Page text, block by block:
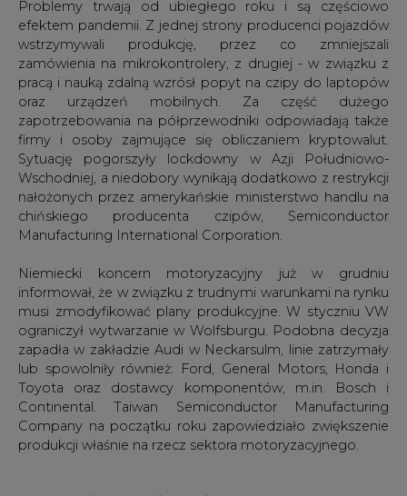
pracą i nauką zdalną wzrósł popyt na czipy do laptopów
oraz urządzeń mobilnych. Za część dużego
zapotrzebowania na półprzewodniki odpowiadają także
firmy i osoby zajmujące się obliczaniem kryptowalut.
Sytuację pogorszyły lockdowny w Azji Południowo-
Wschodniej, a niedobory wynikają dodatkowo z restrykcji
nałożonych przez amerykańskie ministerstwo handlu na
chińskiego producenta czipów, Semiconductor
Manufacturing International Corporation.
Niemiecki koncern motoryzacyjny już w grudniu
informował, że w związku z trudnymi warunkami na rynku
musi zmodyfikować plany produkcyjne. W styczniu VW
zapadła w zakładzie Audi w Neckarsulm, linie zatrzymały
lub spowolniły również: Ford, General Motors, Honda i
Toyota oraz dostawcy komponentów, m.in. Bosch i
Continental. Taiwan Semiconductor Manufacturing
Company na początku roku zapowiedziało zwiększenie
produkcji właśnie na rzecz sektora motoryzacyjnego.
źródło: VW/Sky News/DW24/Przemysł Przyszłości